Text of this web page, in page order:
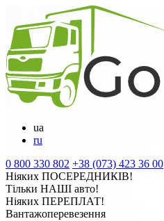
ua
ru
0 800 330 802 +38 (073) 423 36 00
Ніяких ПОСЕРЕДНИКІВ!
Тільки НАШІ авто!
Ніяких ПЕРЕПЛАТ!
Вантажоперевезення